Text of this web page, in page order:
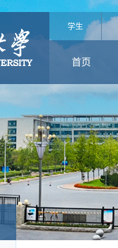
学生
首页